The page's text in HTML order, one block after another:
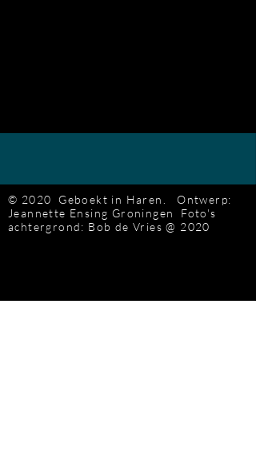
© 2020 Geboekt in Haren.Ontwerp:
Jeannette Ensing Groningen Foto's
achtergrond: Bob de Vries@ 2020